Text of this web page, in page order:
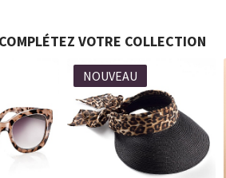
COMPLÉTEZ VOTRE COLLECTION
NOUVEAU